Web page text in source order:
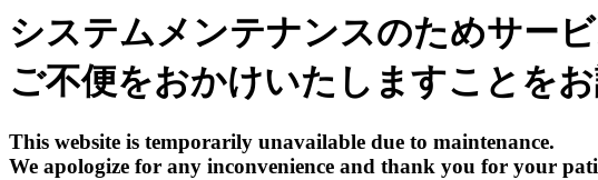
システムメンテナンスのためサービ
ご不便をおかけいたしますことをお
This website is temporarily unavailable due to maintenance.
We apologize for any inconvenience and thank you for your